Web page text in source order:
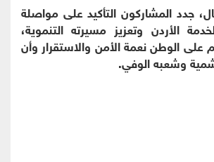
جدد المشاركون التأكيد على مواصلة
الأردن وتعزيز مسيرته التنموية،
على الوطن نعمة الأمن والاستقرار وأن
وشعبه الوفي.